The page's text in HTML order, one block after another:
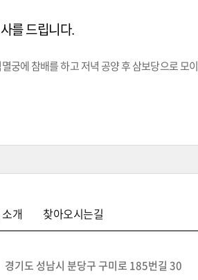
를 드립니다.
궁에 참배를 하고 저녁 공양 후 삼보당으로 모
개 찾아오시는길
경기도 성남시 분당구 구미로 185번길 30